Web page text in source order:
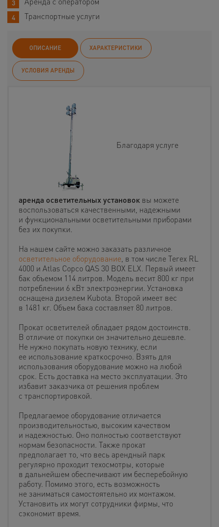
Транспортные услуги
ОПИСАНИЕ ХАРАКТЕРИСТИКИ
УСЛОВИЯ АРЕНДЫ
Благодаря услуге
аренда осветительных установок вы можете
воспользоваться качественными, надежными
и функциональными осветительными приборами
без их покупки.
На нашем сайте можно заказать различное
осветительное оборудование , в том числе Terex RL
4000 и Atlas Copco QAS 30 BOX ELX. Первый имеет
бак объемом 114 литров. Модель весит 800 кг при
потреблении 6 кВт электроэнергии. Установка
оснащена дизелем Kubota. Второй имеет вес
в 1481 кг. Объем бака составляет 80 литров.
Прокат осветителей обладает рядом достоинств.
В отличие от покупки он значительно дешевле.
Не нужно покупать новую технику, если
ее использование краткосрочно. Взять для
использования оборудование можно на любой
срок. Есть доставка на место эксплуатации. Это
избавит заказчика от решения проблем
с транспортировкой.
Предлагаемое оборудование отличается
производительностью, высоким качеством
и надежностью. Оно полностью соответствуют
нормам безопасности. Также прокат
предполагает то, что весь арендный парк
регулярно проходит техосмотры, которые
в дальнейшем обеспечивают им бесперебойную
работу. Помимо этого, есть возможность
не заниматься самостоятельно их монтажом.
Установить их могут сотрудники фирмы, что
сэкономит время.